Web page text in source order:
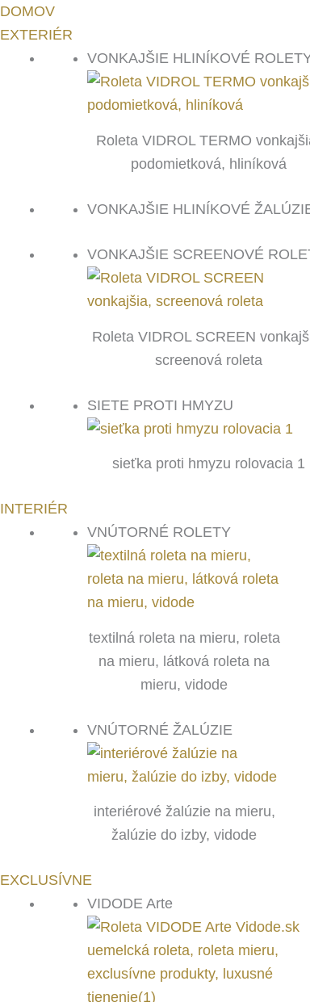
DOMOV
EXTERIÉR
VONKAJŠIE HLINÍKOVÉ
Roleta VIDROL TERMO
podomietková, hliníková
VONKAJŠIE HLINÍKOVÉ
VONKAJŠIE SCREENOVÉ
Roleta VIDROL SCREEN
screenová roleta
SIETE PROTI HMYZU
sieťka proti hmyzu rolovacia 1
INTERIÉR
VNÚTORNÉ ROLETY
textilná roleta na mieru, roleta
na mieru, látková roleta na
mieru, vidode
VNÚTORNÉ ŽALÚZIE
interiérové žalúzie na mieru,
žalúzie do izby, vidode
EXCLUSÍVNE
VIDODE Arte